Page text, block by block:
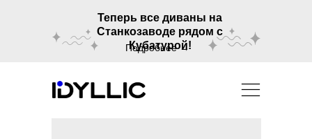
Подробнее →
Теперь все диваны на
Станкозаводе рядом с
Кубатурой!